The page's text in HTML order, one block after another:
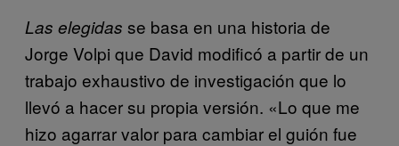
Las elegidas se basa en una historia de
Jorge Volpi que David modificó a partir de un
trabajo exhaustivo de investigación que lo
llevó a hacer su propia versión. «Lo que me
hizo agarrar valor para cambiar el guión fue